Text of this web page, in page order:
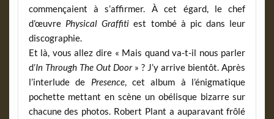
commençaient à s’affirmer. À cet égard, le chef
d’œuvre Physical Graffiti est tombé à pic dans leur
discographie.
Et là, vous allez dire « Mais quand va-t-il nous parler
d’In Through The Out Door» ? J’y arrive bientôt. Après
l’interlude de Presence, cet album à l’énigmatique
pochette mettant en scène un obélisque bizarre sur
chacune des photos. Robert Plant a auparavant frôlé